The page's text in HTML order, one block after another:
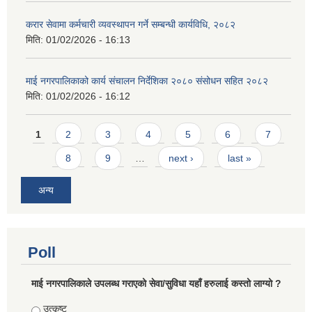
करार सेवामा कर्मचारी व्यवस्थापन गर्ने सम्बन्धी कार्यविधि, २०८२
मिति: 01/02/2026 - 16:13
माई नगरपालिकाको कार्य संचालन निर्देशिका २०८० संसोधन सहित २०८२
मिति: 01/02/2026 - 16:12
Pages
1 2 3 4 5 6 7
8 9 next › last »
अन्य
Poll
माई नगरपालिकाले उपलब्ध गराएको सेवा/सुविधा यहाँ हरुलाई कस्तो लाग्यो ?
Choices
उत्कृष्ट